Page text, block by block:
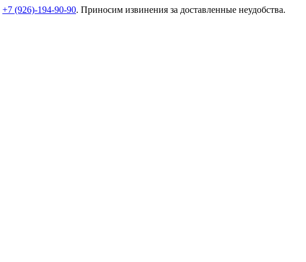
+7 (926)-194-90-90. Приносим извинения за доставленные неудобства.